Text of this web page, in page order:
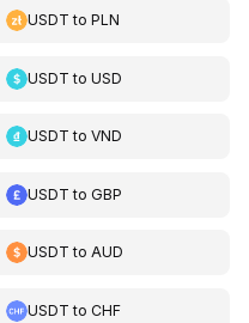
USDT toPLN
USDT toUSD
USDT toVND
USDT toGBP
USDT toAUD
USDT toCHF